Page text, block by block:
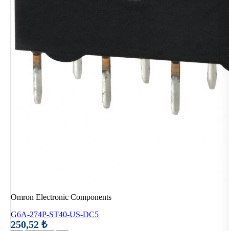
Omron Electronic Components
G6A-274P-ST40-US-DC5
250,52 ₺